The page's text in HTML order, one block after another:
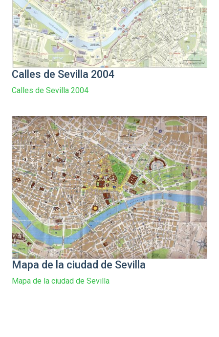
Calles de Sevilla 2004
Calles de Sevilla 2004
Mapa de la ciudad de Sevilla
Mapa de la ciudad de Sevilla